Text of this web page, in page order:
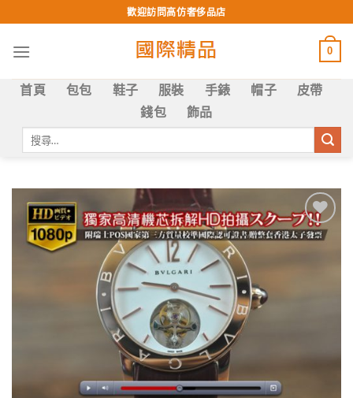
to
content
歡迎訪問高仿奢侈品店
0
首頁 包包 鞋子 服裝 手錶 帽子
皮帶
錢包
飾品
Add to